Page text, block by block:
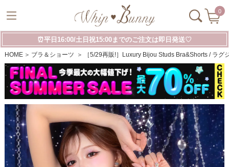
0
⏰平日16:00/土日祝15:00までのご注文は即日発送♡
HOME ブラ＆ショーツ ［5/29再販!］Luxury Bijou Studs Bra&Shorts / ラ